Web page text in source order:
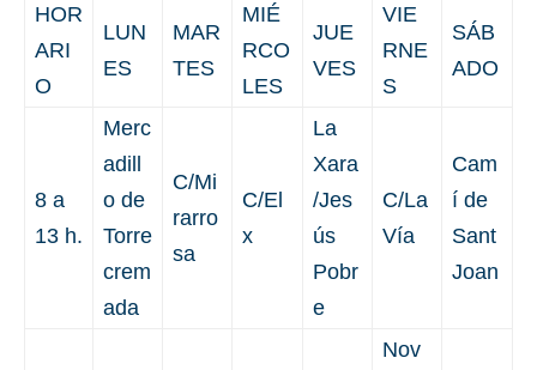
HOR
ARI
O
LUN
ES
MAR
TES
MIÉ
RCO
LES
JUE
VES
VIE
RNE
S
SÁB
ADO
8 a
13 h.
Merc
adill
o de
Torre
crem
ada
C/Mi
rarro
sa
C/El
x
La
Xara
/Jes
ús
Pobr
e
C/La
Vía
Cam
í de
Sant
Joan
Nov